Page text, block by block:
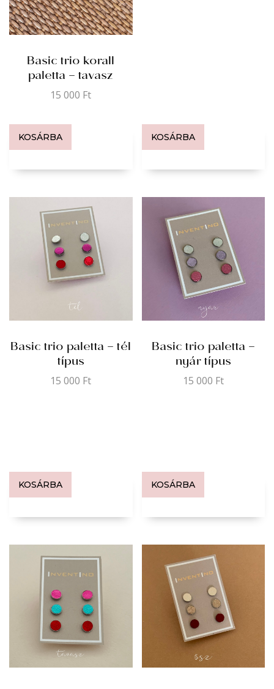
Basic trio korall
paletta – tavasz
15 000 Ft
KOSÁRBA KOSÁRBA
Basic trio paletta – tél
típus
15 000 Ft
KOSÁRBA
Basic trio paletta –
nyár típus
15 000 Ft
KOSÁRBA